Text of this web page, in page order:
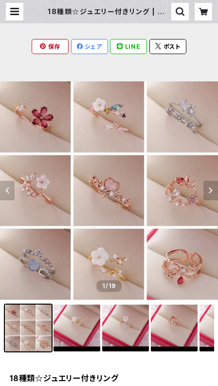
18種類☆ジュエリー付きリング | Mil
保存 シェア LINE ポスト
1/19
18種類☆ジュエリー付きリング